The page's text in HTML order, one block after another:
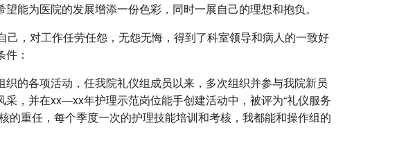
能为医院的发展增添一份色彩，同时一展自己的理想和抱负。
，对工作任劳任怨，无怨无悔，得到了科室领导和病人的一致好
：
的各项活动，任我院礼仪组成员以来，多次组织并参与我院新员
，并在xx—xx年护理示范岗位能手创建活动中，被评为“礼仪服务
的重任，每个季度一次的护理技能培训和考核，我都能和操作组的